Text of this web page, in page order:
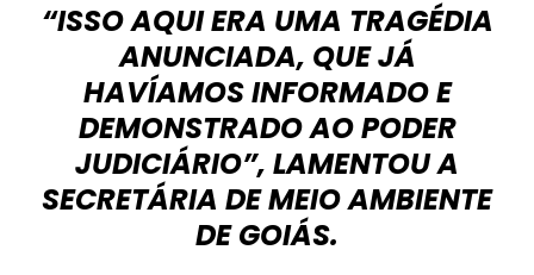
“ISSO AQUI ERA UMA TRAGÉDIA
ANUNCIADA, QUE JÁ
HAVÍAMOS INFORMADO E
DEMONSTRADO AO PODER
JUDICIÁRIO”, LAMENTOU A
SECRETÁRIA DE MEIO AMBIENTE
DE GOIÁS.